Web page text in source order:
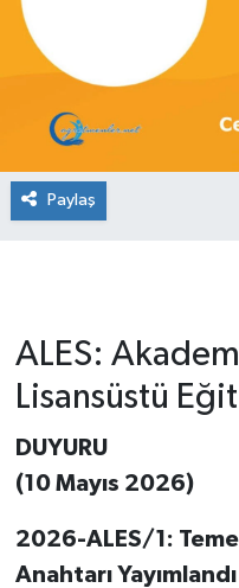
Paylaş
ALES:
Lisansüstü
DUYURU
(10 Mayıs 2026)
2026-ALES/1:
Anahtarı Yayımlandı